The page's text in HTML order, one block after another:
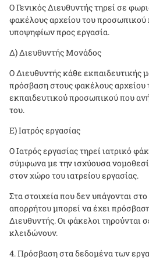
Ο Γενικός Διευθυντής τηρεί σε
φακέλους αρχείου του προσωπικού
υποψηφίων προς εργασία.
Δ) Διευθυντής Μονάδος
Ο Διευθυντής κάθε εκπαιδευτικής
πρόσβαση στους φακέλους
εκπαιδευτικού προσωπικού που
του.
Ε) Ιατρός εργασίας
Ο Ιατρός εργασίας τηρεί ιατρικό
σύμφωνα με την ισχύουσα
στον χώρο του ιατρείου εργασίας.
Στα στοιχεία που δεν υπάγονται
απορρήτου μπορεί να έχει
Διευθυντής. Οι φάκελοι τηρούνται
κλειδώνουν.
Πρόσβαση στα δεδομένα των